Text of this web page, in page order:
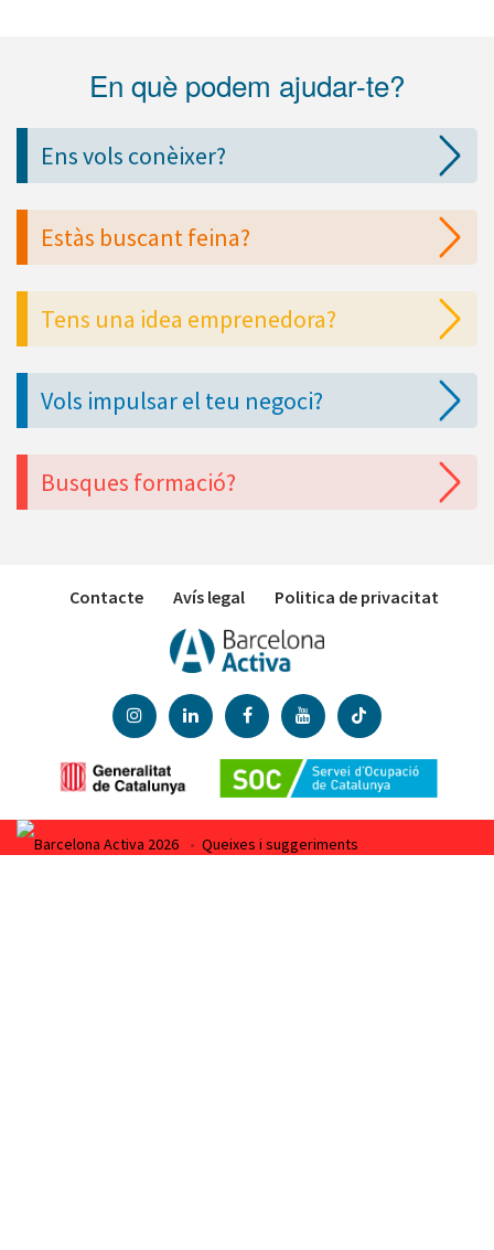
En què podem ajudar-te?
Ens vols conèixer?
Estàs buscant feina?
Tens una idea emprenedora?
Vols impulsar el teu negoci?
Busques formació?
Contacte Avís legal Politica de privacitat
Barcelona Activa 2026 • Queixes i suggeriments